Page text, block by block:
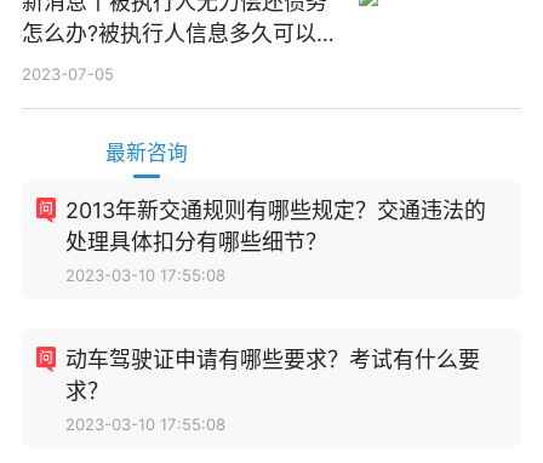
怎么办?被执行人信息多久可以
消除?
2023-07-05
最新咨询
2013年新交通规则有哪些规定？交通违法的
处理具体扣分有哪些细节？
2023-03-10 17:55:08
动车驾驶证申请有哪些要求？考试有什么要
求？
2023-03-10 17:55:08